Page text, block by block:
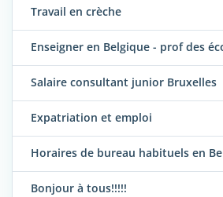
Travail en crèche
Enseigner en Belgique - prof des
Salaire consultant junior Bruxelles
Expatriation et emploi
Horaires de bureau habituels en
Bonjour à tous!!!!!